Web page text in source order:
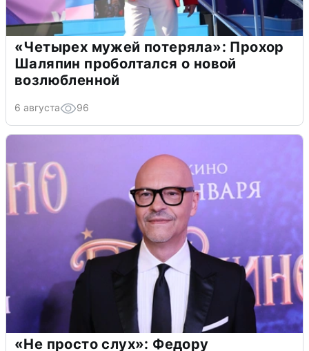
«Четырех мужей потеряла»: Прохор
Шаляпин проболтался о новой
возлюбленной
6 августа 96
«Не просто слух»: Федору